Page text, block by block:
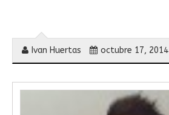
Ivan Huertas octubre 17, 2014